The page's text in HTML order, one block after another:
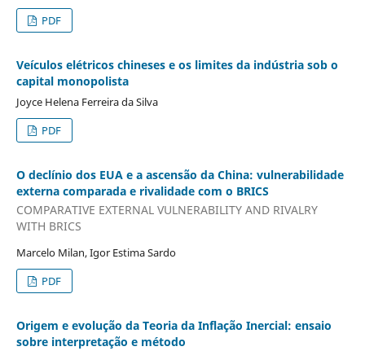
PDF
Veículos elétricos chineses e os limites da indústria sob o
capital monopolista
Joyce Helena Ferreira da Silva
PDF
O declínio dos EUA e a ascensão da China: vulnerabilidade
externa comparada e rivalidade com o BRICS
COMPARATIVE EXTERNAL VULNERABILITY AND RIVALRY
WITH BRICS
Marcelo Milan, Igor Estima Sardo
PDF
Origem e evolução da Teoria da Inflação Inercial: ensaio
sobre interpretação e método